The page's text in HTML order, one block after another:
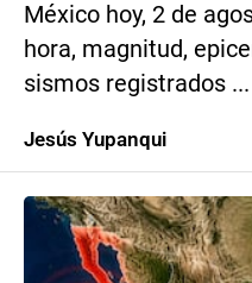
México hoy, 2 de
hora, magnitud,
sismos registrados ...
Jesús Yupanqui